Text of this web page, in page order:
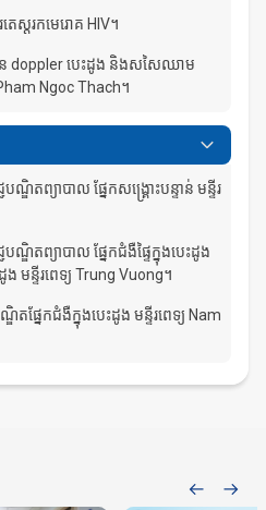
តេស្តរកមេរោគ HIV។
ន doppler បេះដូង និងសសៃឈាម
Ngoc Thach។
ឌិតព្យាបាល ផ្នែកសង្គ្រោះបន្ទាន់ មន្ទីរ
ឌិតព្យាបាល ផ្នែកជំងឺផ្ទៃក្នុងបេះដូង
មន្ទីរពេទ្យ Trung Vuong។
ឌិតផ្នែកជំងឺក្នុងបេះដូង មន្ទីរពេទ្យ Nam